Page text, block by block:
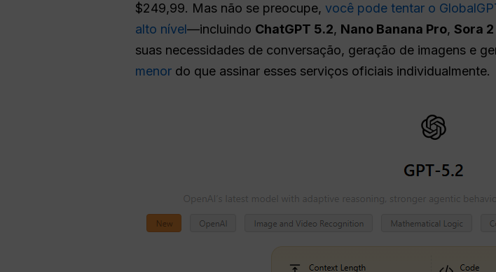
$249,99. Mas não se preocupe, você pode tentar o
alto nível—incluindo ChatGPT 5.2, Nano Banana Pro, Sora
suas necessidades de conversação, geração de imagens e
menor do que assinar esses serviços oficiais individualmente.